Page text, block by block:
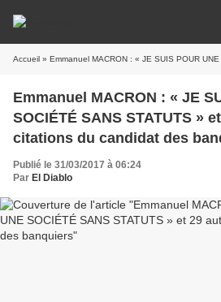
Accueil » Emmanuel MACRON : « JE SUIS POUR UNE SOCIÉTÉ SANS
Emmanuel MACRON : « JE
SOCIÉTÉ SANS STATUTS »
citations du candidat des
Publié le 31/03/2017 à 06:24
Par El Diablo